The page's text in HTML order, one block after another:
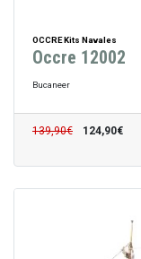
OCCRE Kits Navales
Occre 12002
Bucaneer
139,90€ 124,90€